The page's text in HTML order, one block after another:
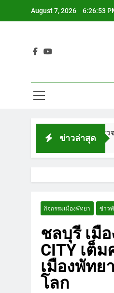
August 7, 2026 6:26:54
ข่าวล่าสุด
ยา แจ้งตำรวจช่วย หลังถูกคู่รัก
กิจกรรมเมืองพัทยา ข่าว
ชลบุรี เมื
CITY เต็
เมืองพัทย
โลก